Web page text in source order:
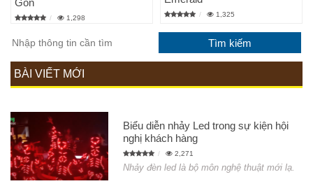
Gòn
1,298 1,325
BÀI VIẾT MỚI
Biểu diễn nhảy Led trong sự kiện hội
nghị khách hàng
2,271
Nhảy đèn led là bộ môn nghệ thuật mới lạ.